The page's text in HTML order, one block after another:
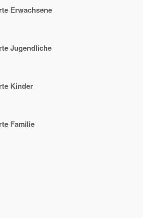
Erwachsene
Jugendliche
Kinder
Familie